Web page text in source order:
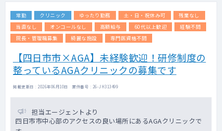
常勤 クリニック ゆったり勤務 土・日・祝休み可
残業なし
当直なし
オンコールなし 高額給与 60代以上歓迎
経験不問
院長・管理職募集
綺麗な施設 専門医資格不問
【四日市市×AGA】未経験歓迎！研修制度の
整っているAGAクリニックの募集です
掲載更新日 : 2026年06月10日 案件番号 : 26-JH313499
担当エージェントより
四日市市中心部のアクセスの良い場所にあるAGAクリニックで